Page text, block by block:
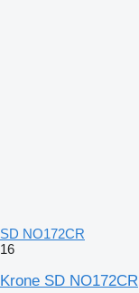
SD NO172CR
16
Krone SD NO172CR